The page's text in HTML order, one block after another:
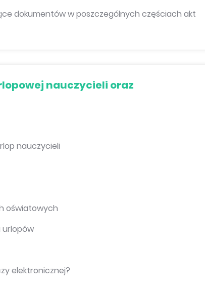
dokumentów w poszczególnych częściach akt
nauczycieli oraz
nauczycieli
oświatowych
urlopów
elektronicznej?